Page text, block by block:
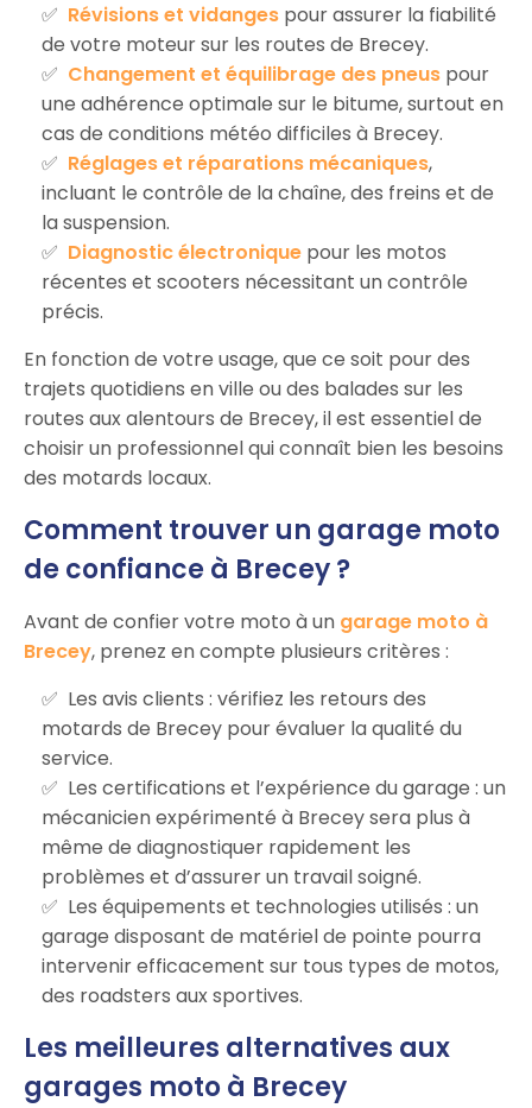
Révisions et vidanges pour assurer la fiabilité
de votre moteur sur les routes de Brecey.
Changement et équilibrage des pneus pour
une adhérence optimale sur le bitume, surtout en
cas de conditions météo difficiles à Brecey.
Réglages et réparations mécaniques,
incluant le contrôle de la chaîne, des freins et de
la suspension.
Diagnostic électronique pour les motos
récentes et scooters nécessitant un contrôle
précis.
En fonction de votre usage, que ce soit pour des
trajets quotidiens en ville ou des balades sur les
routes aux alentours de Brecey, il est essentiel de
choisir un professionnel qui connaît bien les besoins
des motards locaux.
Comment trouver un garage moto
de confiance à Brecey ?
Avant de confier votre moto à un garage moto à
Brecey, prenez en compte plusieurs critères :
Les avis clients : vérifiez les retours des
motards de Brecey pour évaluer la qualité du
service.
Les certifications et l’expérience du garage : un
mécanicien expérimenté à Brecey sera plus à
même de diagnostiquer rapidement les
problèmes et d’assurer un travail soigné.
Les équipements et technologies utilisés : un
garage disposant de matériel de pointe pourra
intervenir efficacement sur tous types de motos,
des roadsters aux sportives.
Les meilleures alternatives aux
garages moto à Brecey